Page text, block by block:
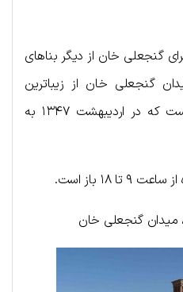
گنجعلی خان از دیگر بناهای
گنجعلی خان از زیباترین
جاذبه‌های گردشگری کرمان است که در اردیبهشت ۱۳۴۷ به
۱۸ باز است.
میدان گنجعلی خان